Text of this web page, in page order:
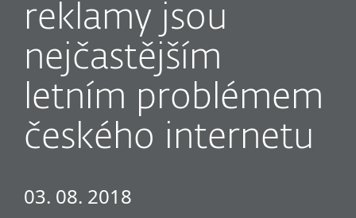
reklamy jsou
nejčastějším
letním problémem
českého internetu
03. 08. 2018